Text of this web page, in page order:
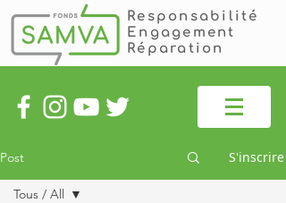
Responsabilité
Engagement
Réparation
Post S'inscrire
Tous / All